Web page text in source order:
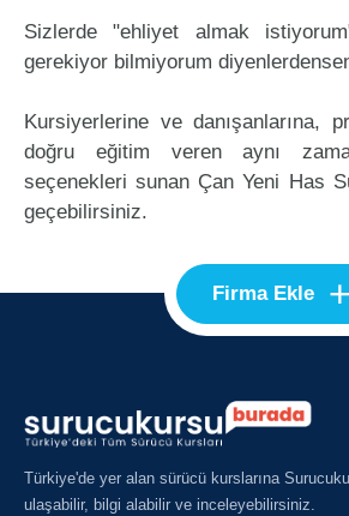
Sizlerde "ehliyet almak
gerekiyor bilmiyorum
Kursiyerlerine ve danışanlarına,
doğru eğitim veren aynı
seçenekleri sunan Çan Yeni Has
geçebilirsiniz.
Firma Ekle +
Türkiye'de yer alan sürücü kurslarına
ulaşabilir, bilgi alabilir ve inceleyebilirsiniz.